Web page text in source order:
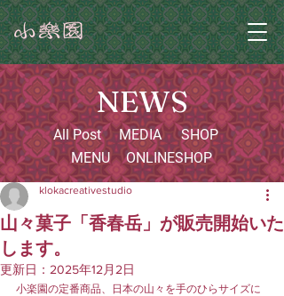
NEWS
All Post
MENU
MEDIA
SHOP
ONLINESHOP
山々菓子「香春岳」が販売開始いた
します。
klokacreativestudio
更新日： 2025年12月2日
小楽園の定番商品、日本の山々を手のひらサイズに